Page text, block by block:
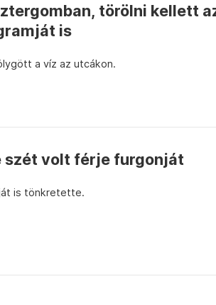
törölni kellett
is
a víz az utcákon.
volt férje furgonját
is tönkretette.